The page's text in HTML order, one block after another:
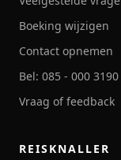
Boeking wijzigen
Contact opnemen
Bel: 085 - 000 3190
Vraag of feedback
REISKNALLER